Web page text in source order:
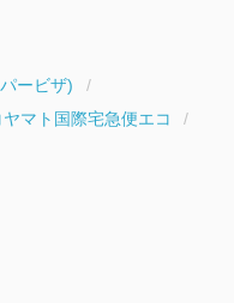
ービザ)
マト国際宅急便エコ